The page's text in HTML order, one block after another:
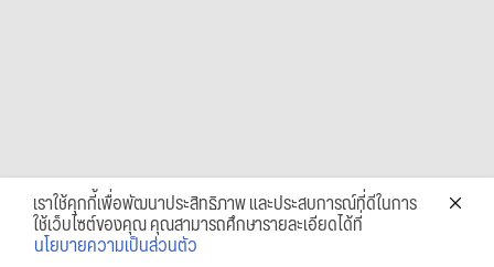
เราใช้คุกกี้เพื่อพัฒนาประสิทธิภาพ และประสบการณ์ที่ดีในการ
ใช้เว็บไซต์ของคุณ คุณสามารถศึกษารายละเอียดได้ที่
นโยบายความเป็นส่วนตัว